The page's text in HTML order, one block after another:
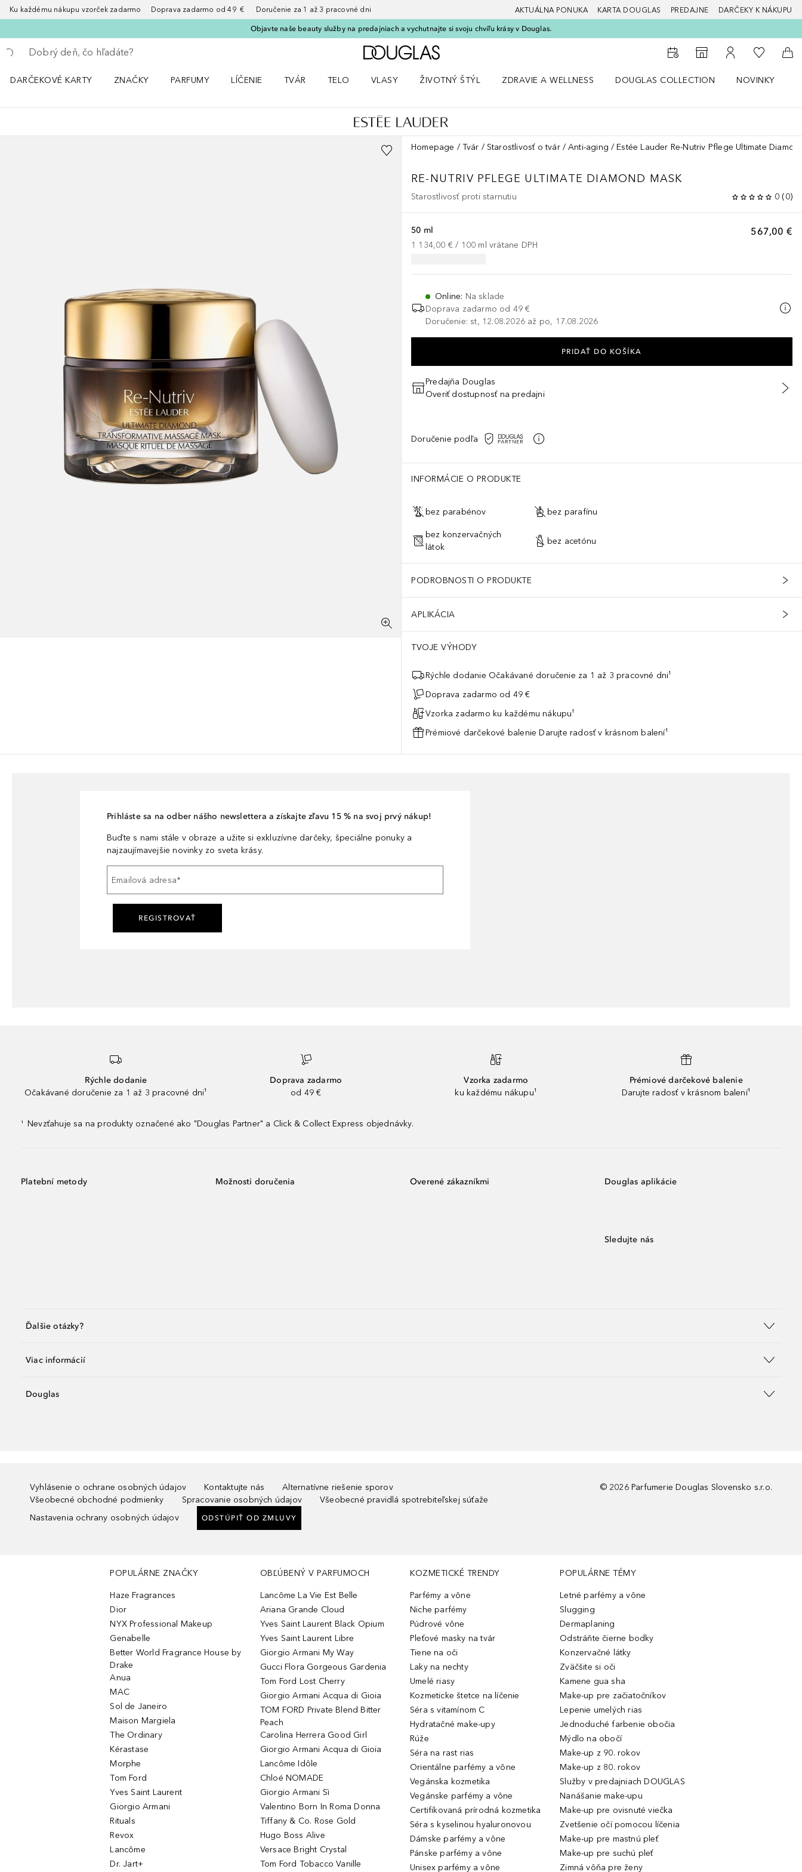
Ku každému nákupu vzorček zadarmo Doprava zadarmo od 49 € Doručenie za 1 až 3 pracovné dni AKTUÁLNA PONUKA KARTA DOUGLAS PREDAJNE DARČEKY K NÁKUPU
Objavte naše beauty služby na predajniach a vychutnajte si svoju chvíľu krásy v Douglas.
Choď späť
Vykonajte vyhľadávanie
Domov
Do vyhľadávača predajní
Do môjho účtu
Do môjho
Do
DARČEKOVÉ KARTY
ZNAČKY
PARFUMY
LÍČENIE
TVÁR
TELO
VLASY
ŽIVOTNÝ ŠTÝL
ZDRAVIE A WELLNESS
DOUGLAS COLLECTION
NOVINKY
Homepage Tvár Starostlivosť o tvár Anti-aging Estée Lauder Re-Nutriv Pflege Ultimate
RE-NUTRIV PFLEGE ULTIMATE DIAMOND MASK
Starostlivosť proti starnutiu 0 (0)
567,00 €
50 ml
1 134,00 € / 100 ml vrátane DPH
Online: Na sklade
Doprava zadarmo od 49 €
Doručenie: st, 12.08.2026 až po, 17.08.2026
PRIDAŤ DO KOŠÍKA
Predajňa Douglas
Overiť dostupnosť na predajni
Doručenie podľa
INFORMÁCIE O PRODUKTE
bez parabénov bez parafínu
bez konzervačných
látok
bez acetónu
PODROBNOSTI O PRODUKTE
APLIKÁCIA
TVOJE VÝHODY
Rýchle dodanie Očakávané doručenie za 1 až 3 pracovné dni¹
Doprava zadarmo od 49 €
Vzorka zadarmo ku každému nákupu¹
Prémiové darčekové balenie Darujte radosť v krásnom balení¹
Prihláste sa na odber nášho newslettera a získajte zľavu 15 % na svoj prvý nákup!
Buďte s nami stále v obraze a užite si exkluzívne darčeky, špeciálne ponuky a
najzaujímavejšie novinky zo sveta krásy.
Emailová adresa*
REGISTROVAŤ
Rýchle dodanie
Očakávané doručenie za 1 až 3 pracovné dni¹
Doprava zadarmo
od 49 €
Vzorka zadarmo
ku každému nákupu¹
Prémiové darčekové balenie
Darujte radosť v krásnom balení¹
¹ Nevzťahuje sa na produkty označené ako "Douglas Partner" a Click & Collect Express objednávky.
Platební metody Možnosti doručenia Overené zákazníkmi Douglas aplikácie
Sledujte nás
Ďalšie otázky?
Viac informácií
Douglas
Vyhlásenie o ochrane osobných údajov Kontaktujte nás
Alternatívne riešenie sporov
Všeobecné obchodné podmienky
Spracovanie osobných údajov
Všeobecné pravidlá spotrebiteľskej súťaže
Nastavenia ochrany osobných údajov
ODSTÚPIŤ OD ZMLUVY
© 2026 Parfumerie Douglas Slovensko s.r.o.
POPULÁRNE ZNAČKY
Haze Fragrances
Dior
NYX Professional Makeup
Genabelle
Better World Fragrance House by
Drake
Anua
MAC
Sol de Janeiro
Maison Margiela
The Ordinary
Kérastase
Morphe
Tom Ford
Yves Saint Laurent
Giorgio Armani
Rituals
Revox
Lancôme
Dr. Jart+
OBĽÚBENÝ V PARFUMOCH
Lancôme La Vie Est Belle
Ariana Grande Cloud
Yves Saint Laurent Black Opium
Yves Saint Laurent Libre
Giorgio Armani My Way
Gucci Flora Gorgeous Gardenia
Tom Ford Lost Cherry
Giorgio Armani Acqua di Gioia
TOM FORD Private Blend Bitter
Peach
Carolina Herrera Good Girl
Giorgio Armani Acqua di Gioia
Lancôme Idôle
Chloé NOMADE
Giorgio Armani Sì
Valentino Born In Roma Donna
Tiffany & Co. Rose Gold
Hugo Boss Alive
Versace Bright Crystal
Tom Ford Tobacco Vanille
KOZMETICKÉ TRENDY
Parfémy a vône
Niche parfémy
Púdrové vône
Pleťové masky na tvár
Tiene na oči
Laky na nechty
Umelé riasy
Kozmeticke štetce na líčenie
Séra s vitamínom C
Hydratačné make-upy
Rúže
Séra na rast rias
Orientálne parfémy a vône
Vegánska kozmetika
Vegánske parfémy a vône
Certifikovaná prírodná kozmetika
Séra s kyselinou hyaluronovou
Dámske parfémy a vône
Pánske parfémy a vône
Unisex parfémy a vône
POPULÁRNE TÉMY
Letné parfémy a vône
Slugging
Dermaplaning
Odstráňte čierne bodky
Konzervačné látky
Zväčšite si oči
Kamene gua sha
Make-up pre začiatočníkov
Lepenie umelých rias
Jednoduché farbenie obočia
Mýdlo na obočí
Make-up z 90. rokov
Make-up z 80. rokov
Služby v predajniach DOUGLAS
Nanášanie make-upu
Make-up pre ovisnuté viečka
Zvetšenie očí pomocou líčenia
Make-up pre mastnú pleť
Make-up pre suchú pleť
Zimná vôňa pre ženy